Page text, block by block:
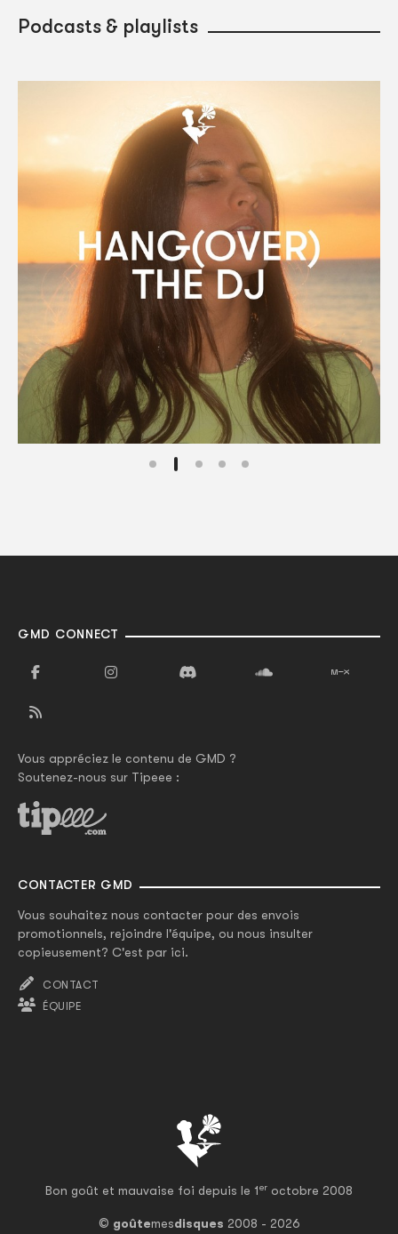
Podcasts & playlists
Bon goût et mauvaise foi depuis le 1er octobre 2008
© goûtemesdisques 2008 - 2026
GMD CONNECT
Vous appréciez le contenu de GMD ?
Soutenez-nous sur Tipeee :
CONTACTER GMD
Vous souhaitez nous contacter pour des envois
promotionnels, rejoindre l'équipe, ou nous insulter
copieusement? C'est par ici.
CONTACT
ÉQUIPE